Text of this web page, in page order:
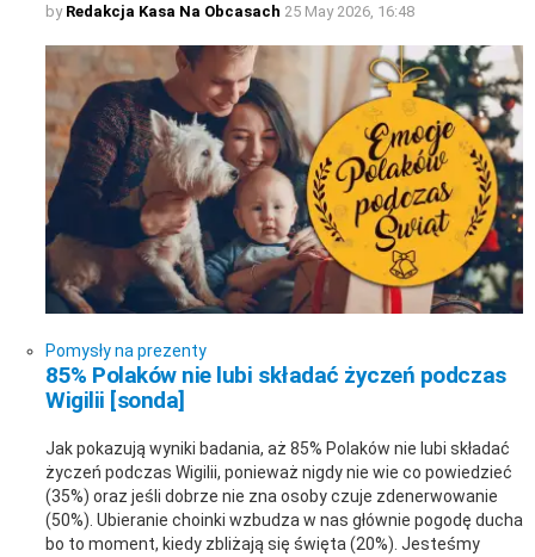
by Redakcja Kasa Na Obcasach 25 May 2026, 16:48
Pomysły na prezenty
85% Polaków nie lubi składać życzeń podczas
Wigilii [sonda]
Jak pokazują wyniki badania, aż 85% Polaków nie lubi składać
życzeń podczas Wigilii, ponieważ nigdy nie wie co powiedzieć
(35%) oraz jeśli dobrze nie zna osoby czuje zdenerwowanie
(50%). Ubieranie choinki wzbudza w nas głównie pogodę ducha
bo to moment, kiedy zbliżają się święta (20%). Jesteśmy